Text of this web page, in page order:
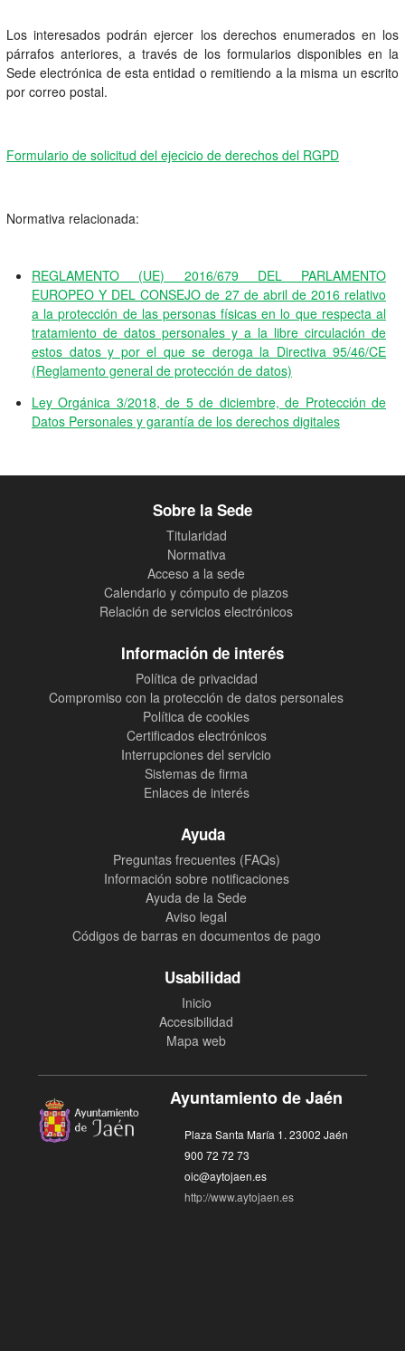
Los interesados podrán ejercer los derechos enumerados en los
párrafos anteriores, a través de los formularios disponibles en la
Sede electrónica de esta entidad o remitiendo a la misma un escrito
por correo postal.
Formulario de solicitud del ejecicio de derechos del RGPD
Normativa relacionada:
REGLAMENTO (UE) 2016/679 DEL PARLAMENTO
EUROPEO Y DEL CONSEJO de 27 de abril de 2016 relativo
a la protección de las personas físicas en lo que respecta al
tratamiento de datos personales y a la libre circulación de
estos datos y por el que se deroga la Directiva 95/46/CE
(Reglamento general de protección de datos)
Ley Orgánica 3/2018, de 5 de diciembre, de Protección de
Datos Personales y garantía de los derechos digitales
Sobre la Sede
Titularidad
Normativa
Acceso a la sede
Calendario y cómputo de plazos
Relación de servicios electrónicos
Información de interés
Política de privacidad
Compromiso con la protección de datos personales
Política de cookies
Certificados electrónicos
Interrupciones del servicio
Sistemas de firma
Enlaces de interés
Ayuda
Preguntas frecuentes (FAQs)
Información sobre notificaciones
Ayuda de la Sede
Aviso legal
Códigos de barras en documentos de pago
Usabilidad
Inicio
Accesibilidad
Mapa web
Ayuntamiento de Jaén
Plaza Santa María 1. 23002 Jaén
900 72 72 73
oic@aytojaen.es
http://www.aytojaen.es